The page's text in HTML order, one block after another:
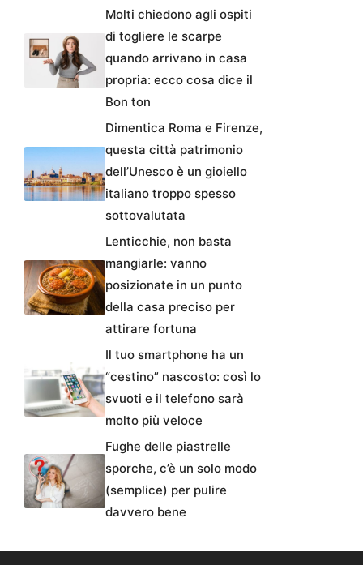
Molti chiedono agli ospiti
di togliere le scarpe
quando arrivano in casa
propria: ecco cosa dice il
Bon ton
Dimentica Roma e Firenze,
questa città patrimonio
dell’Unesco è un gioiello
italiano troppo spesso
sottovalutata
Lenticchie, non basta
mangiarle: vanno
posizionate in un punto
della casa preciso per
attirare fortuna
Il tuo smartphone ha un
“cestino” nascosto: così lo
svuoti e il telefono sarà
molto più veloce
Fughe delle piastrelle
sporche, c’è un solo modo
(semplice) per pulire
davvero bene